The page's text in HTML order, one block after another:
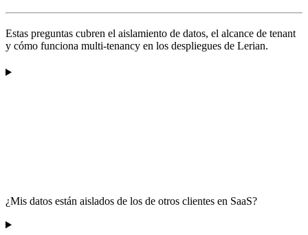
Estas preguntas cubren el aislamiento de datos, el alcance de tenant
y cómo funciona multi-tenancy en los despliegues de Lerian.
¿Mis datos están aislados de los de otros clientes en SaaS?